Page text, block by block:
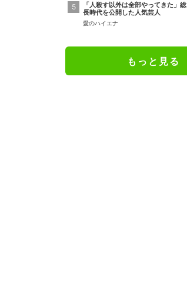
「人殺す以外は全部やってきた」総
長時代を公開した人気芸人
愛のハイエナ
もっと見る